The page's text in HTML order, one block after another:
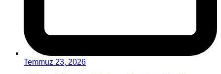
Temmuz 23, 2026